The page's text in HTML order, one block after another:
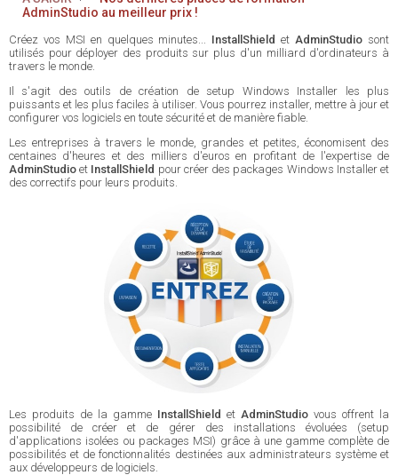
AdminStudio au meilleur prix !
Créez vos MSI en quelques minutes... InstallShield etAdminStudio sont
utilisés pour déployer des produits sur plus d'un milliard d'ordinateurs à
travers le monde.
Il s'agit des outils de création de setup Windows Installer les plus
puissants et les plus faciles à utiliser. Vous pourrez installer, mettre à jour et
configurer vos logiciels en toute sécurité et de manière fiable.
Les entreprises à travers le monde, grandes et petites, économisent des
centaines d'heures et des milliers d'euros en profitant de l'expertise de
AdminStudio et InstallShield pour créer des packages Windows Installer et
des correctifs pour leurs produits.
Les produits de la gamme InstallShield et AdminStudio vous offrent la
possibilité de créer et de gérer des installations évoluées (setup
d'applications isolées ou packages MSI) grâce à une gamme complète de
possibilités et de fonctionnalités destinées aux administrateurs système et
aux développeurs de logiciels.